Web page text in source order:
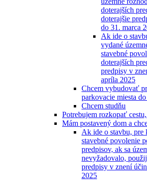
doterajších
doterajšie
do 31. marca
Ak ide o
vydané
stavebné
doterajších
predpisy v
apríla 2025
Chcem vybudovať
parkovacie miesta
Chcem studňu
Potrebujem rozkopať
Mám postavený dom a
Ak ide o stavbu, pre
stavebné povolenie
predpisov, ak sa
nevyžadovalo,
predpisy v znení
2025